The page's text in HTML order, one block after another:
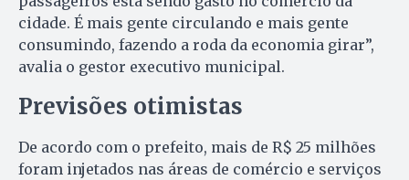
cidade. É mais gente circulando e mais gente
consumindo, fazendo a roda da economia girar”,
avalia o gestor executivo municipal.
Previsões otimistas
De acordo com o prefeito, mais de R$ 25 milhões
foram injetados nas áreas de comércio e serviços